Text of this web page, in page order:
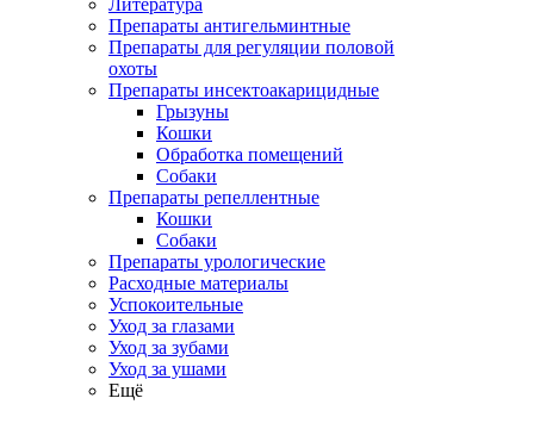
Литература
Препараты антигельминтные
Препараты для регуляции половой
охоты
Препараты инсектоакарицидные
Грызуны
Кошки
Обработка помещений
Собаки
Препараты репеллентные
Кошки
Собаки
Препараты урологические
Расходные материалы
Успокоительные
Уход за глазами
Уход за зубами
Уход за ушами
Ещё